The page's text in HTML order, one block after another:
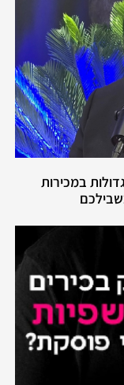
במכירות